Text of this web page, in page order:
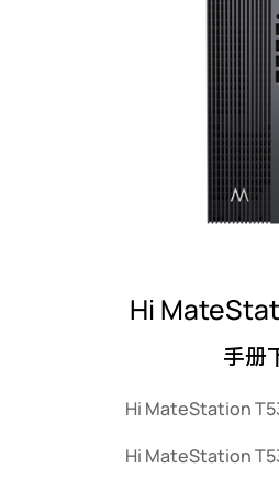
Hi
手册
Hi MateStation
Hi MateStation